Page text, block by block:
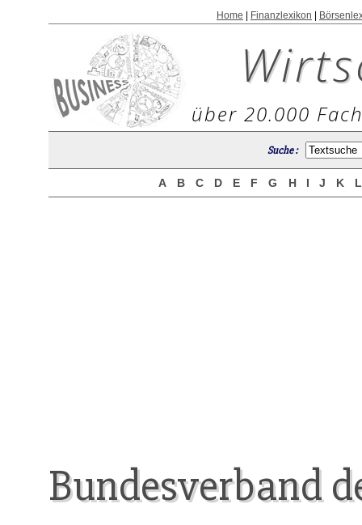
Home Finanzlexikon
über 20.000
Suche :
A B C D E F G H I J K
Bundesverband